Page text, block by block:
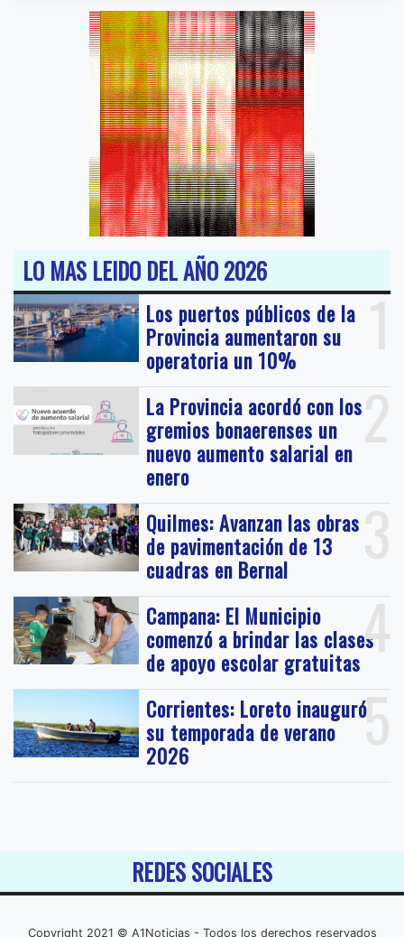
LO MAS LEIDO DEL AÑO 2026
1
Los puertos públicos de la
Provincia aumentaron su
operatoria un 10%
2
La Provincia acordó con los
gremios bonaerenses un
nuevo aumento salarial en
enero
3
Quilmes: Avanzan las obras
de pavimentación de 13
cuadras en Bernal
4
Campana: El Municipio
comenzó a brindar las clases
de apoyo escolar gratuitas
5
Corrientes: Loreto inauguró
su temporada de verano
2026
REDES SOCIALES
Copyright 2021 © A1Noticias - Todos los derechos reservados